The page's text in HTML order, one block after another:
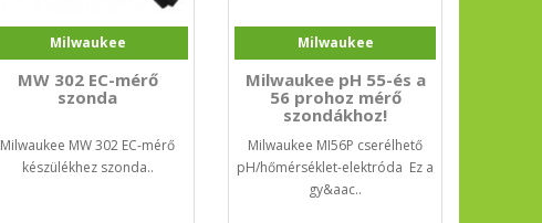
Milwaukee
MW 302 EC-mérő
szonda
Milwaukee MW 302 EC-mérő
készülékhez szonda..
Milwaukee
Milwaukee pH 55-és a
56 prohoz mérő
szondákhoz!
Milwaukee MI56P cserélhető
pH/hőmérséklet-elektróda Ez a
gy&aac..